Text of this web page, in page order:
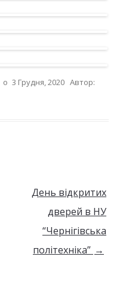
о 3 Грудня, 2020 Автор:
День відкритих
дверей в НУ
“Чернігівська
політехніка” →